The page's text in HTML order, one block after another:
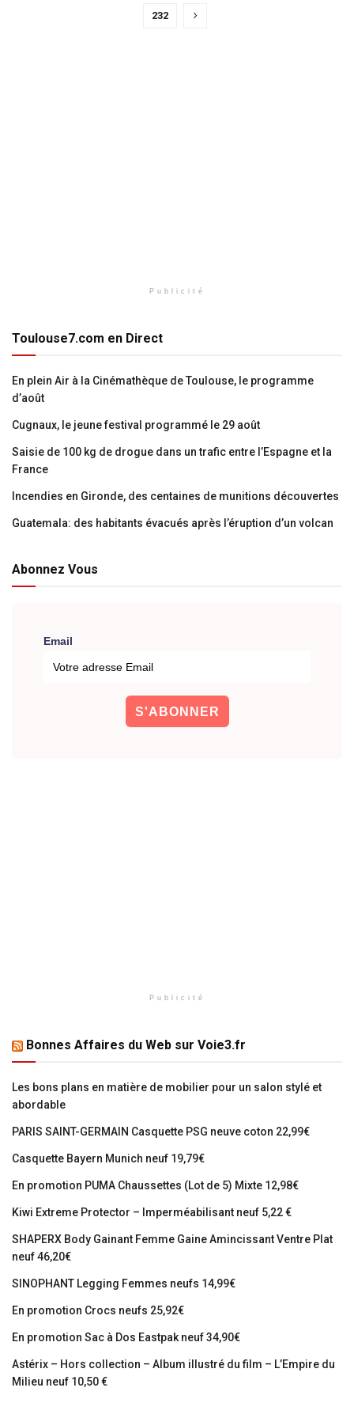
232
Publicité
Toulouse7.com en Direct
En plein Air à la Cinémathèque de Toulouse, le programme
d’août
Cugnaux, le jeune festival programmé le 29 août
Saisie de 100 kg de drogue dans un trafic entre l’Espagne et la
France
Incendies en Gironde, des centaines de munitions découvertes
Guatemala: des habitants évacués après l’éruption d’un volcan
Abonnez Vous
Email
Publicité
Bonnes Affaires du Web sur Voie3.fr
Les bons plans en matière de mobilier pour un salon stylé et
abordable
PARIS SAINT-GERMAIN Casquette PSG neuve coton 22,99€
Casquette Bayern Munich neuf 19,79€
En promotion PUMA Chaussettes (Lot de 5) Mixte 12,98€
Kiwi Extreme Protector – Imperméabilisant neuf 5,22 €
SHAPERX Body Gainant Femme Gaine Amincissant Ventre Plat
neuf 46,20€
SINOPHANT Legging Femmes neufs 14,99€
En promotion Crocs neufs 25,92€
En promotion Sac à Dos Eastpak neuf 34,90€
Astérix – Hors collection – Album illustré du film – L’Empire du
Milieu neuf 10,50 €